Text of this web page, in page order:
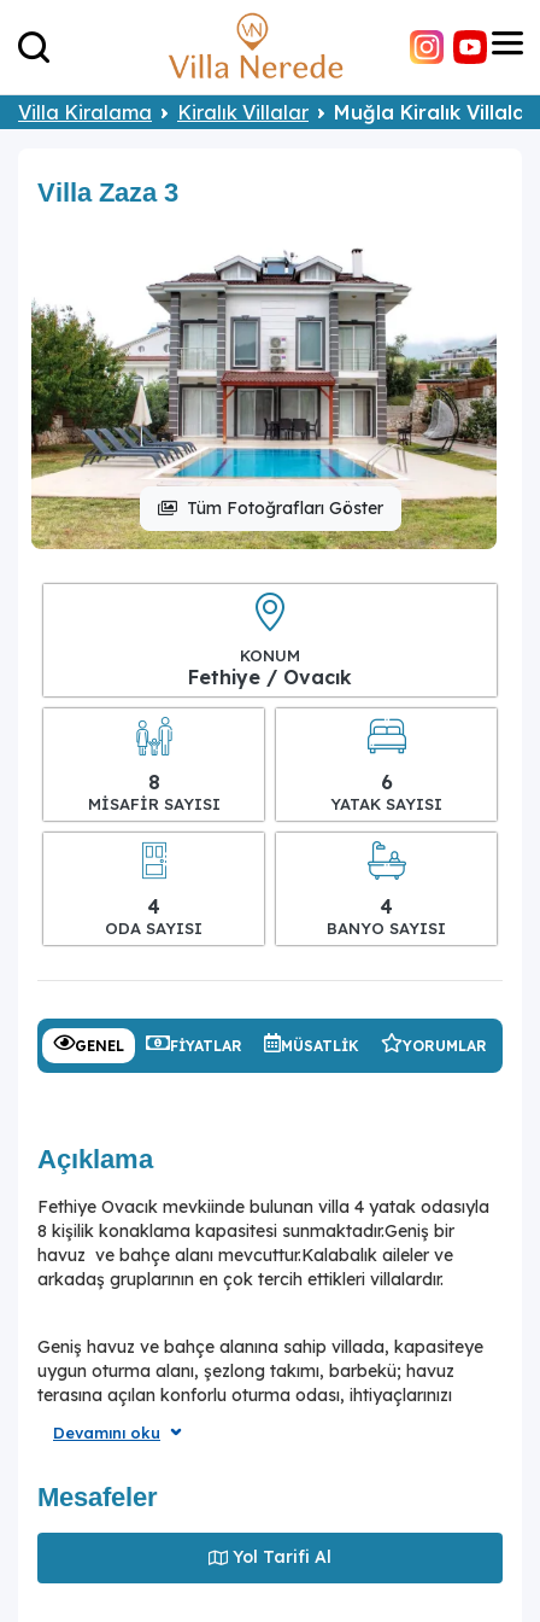
Villa Kiralama Kiralık Villalar Muğla Kiralık Villalar
Villa Zaza 3
Tüm Fotoğrafları Göster
KONUM
Fethiye / Ovacık
8
MISAFIR SAYISI
6
YATAK SAYISI
4
ODA SAYISI
4
BANYO SAYISI
GENEL FIYATLAR MÜSATLIK YORUMLAR
Açıklama
Fethiye Ovacık mevkiinde bulunan villa 4 yatak odasıyla
8 kişilik konaklama kapasitesi sunmaktadır.Geniş bir
havuz ve bahçe alanı mevcuttur.Kalabalık aileler ve
arkadaş gruplarının en çok tercih ettikleri villalardır.
Geniş havuz ve bahçe alanına sahip villada, kapasiteye
uygun oturma alanı, şezlong takımı, barbekü; havuz
terasına açılan konforlu oturma odası, ihtiyaçlarınızı
bulunmaktadır.İki yatak odasında çift kişilik yatak ve
kişilik yatak mevcuttur. Doğa içinde, huzurlu sakin bir tatil
sahip olan villada, keyifli bir tatil deneyimlemeniz için her
şey düşünülmüştür. Villa konum özelliğiyle de ön plana
çıkmakta, plaja, merkeze ve turizm noktalarına kısa sürüş
Devamını oku
Mesafeler
Yol Tarifi Al